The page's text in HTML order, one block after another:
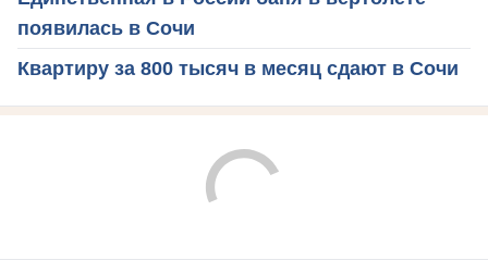
появилась в Сочи
Квартиру за 800 тысяч в месяц сдают в Сочи